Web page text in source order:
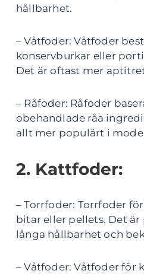
hållbarhet.
– Våtfoder: Våtfoder
konservburkar eller
Det är oftast mer
– Råfoder: Råfoder
obehandlade råa
allt mer populärt i
2. Kattfoder:
– Torrfoder: Torrfoder
bitar eller pellets. Det
långa hållbarhet och
– Våtfoder: Våtfoder för